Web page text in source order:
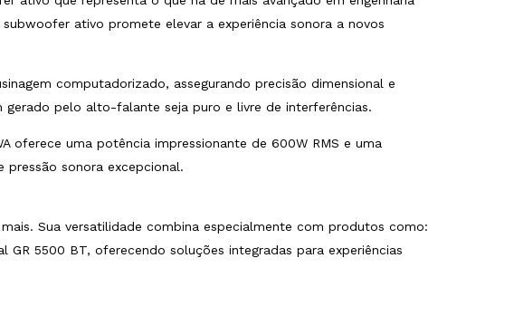
ativo promete elevar a experiência sonora a novos
computadorizado, assegurando precisão dimensional e
pelo alto-falante seja puro e livre de interferências.
oferece uma potência impressionante de 600W RMS e uma
sonora excepcional.
Sua versatilidade combina especialmente com produtos como:
GR 5500 BT, oferecendo soluções integradas para experiências